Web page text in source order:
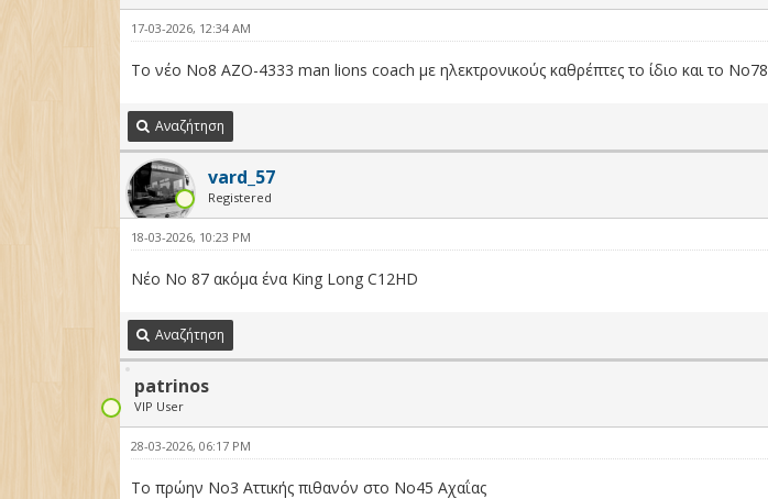
17-03-2026, 12:34 AM
Το νέο Νο8 ΑΖΟ-4333 man lions coach με ηλεκτρονικούς καθρέπτες το ίδιο και το Νο78
Αναζήτηση
vard_57
Registered
18-03-2026, 10:23 PM
Νέο Νο 87 ακόμα ένα King Long C12HD
Αναζήτηση
patrinos
VIP User
28-03-2026, 06:17 PM
Το πρώην Νο3 Αττικής πιθανόν στο Νο45 Αχαΐας